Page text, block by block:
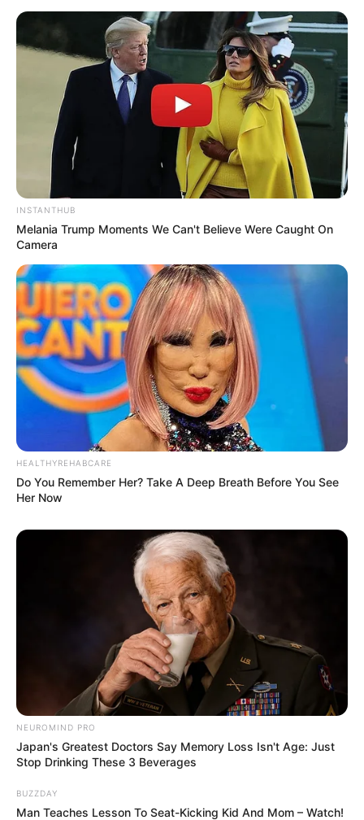
ULASAN
Alamat email Anda tidak akan dipublikasikan. Ruas yang wajib ditandai*
Rating
Cerita
Pemain
Akting
INSTANTHUB
Melania Trump Moments We Can't Believe Were Caught On
Camera
HEALTHYREHABCARE
Do You Remember Her? Take A Deep Breath Before You See
Her Now
NEUROMIND PRO
Japan's Greatest Doctors Say Memory Loss Isn't Age: Just
Stop Drinking These 3 Beverages
BUZZDAY
Man Teaches Lesson To Seat-Kicking Kid And Mom – Watch!